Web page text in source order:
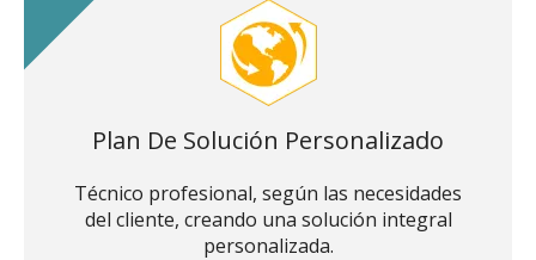
Plan De Solución Personalizado
Técnico profesional, según las necesidades
del cliente, creando una solución integral
personalizada.